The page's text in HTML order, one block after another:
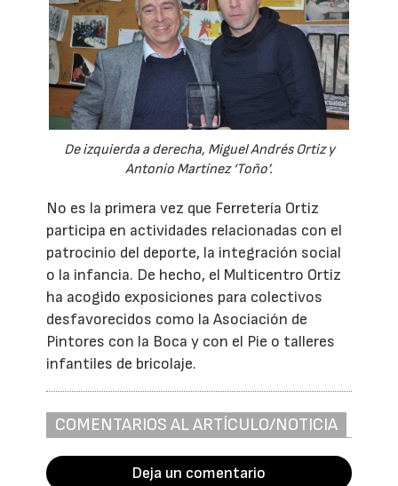
De izquierda a derecha, Miguel Andrés Ortiz y
Antonio Martínez ‘Toño’.
No es la primera vez que Ferretería Ortiz
participa en actividades relacionadas con el
patrocinio del deporte, la integración social
o la infancia. De hecho, el Multicentro Ortiz
ha acogido exposiciones para colectivos
desfavorecidos como la Asociación de
Pintores con la Boca y con el Pie o talleres
infantiles de bricolaje.
COMENTARIOS AL ARTÍCULO/NOTICIA
Deja un comentario